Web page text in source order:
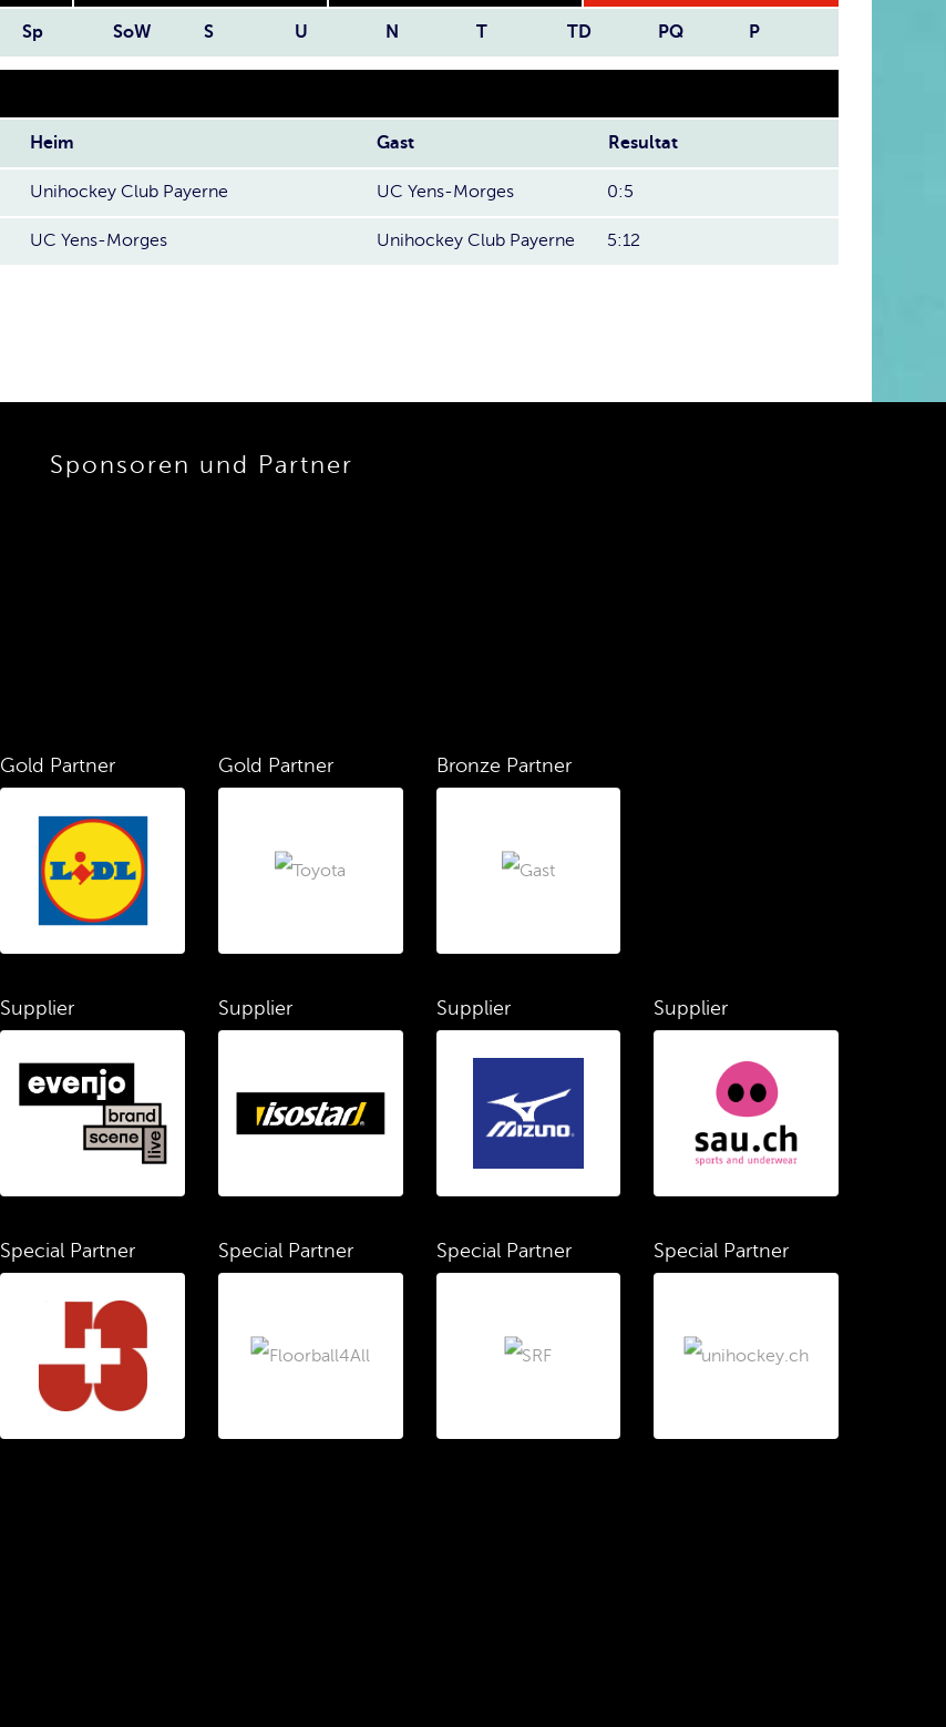
Sp SoW S U N T TD PQ P
Heim Gast Resultat
Unihockey Club Payerne UC Yens-Morges 0:5
UC Yens-Morges Unihockey Club Payerne 5:12
Sponsoren und Partner
Gold Partner Gold Partner Bronze Partner
Supplier Supplier Supplier Supplier
Special Partner Special Partner Special Partner Special Partner